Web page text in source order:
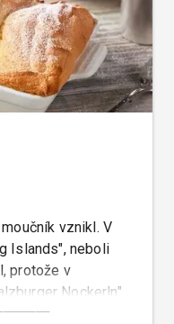
vznikl. V
Islands", neboli
protože v
Nockerln"
Ameriky, a